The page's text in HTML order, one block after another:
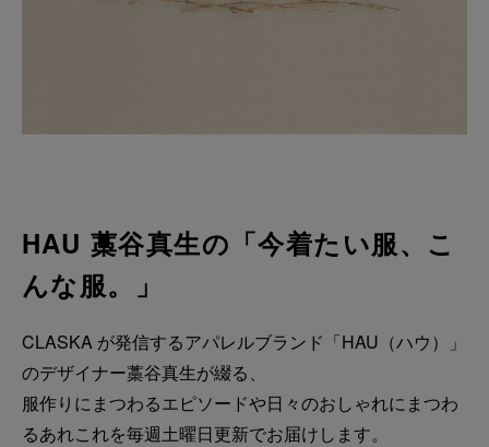
HAU 藁谷真生の「今着たい服、こ
んな服。」
CLASKA が発信するアパレルブランド「HAU（ハウ）」
のデザイナー藁谷真生が綴る、
服作りにまつわるエピソードや日々のおしゃれにまつわ
るあれこれを毎週土曜日更新でお届けします。